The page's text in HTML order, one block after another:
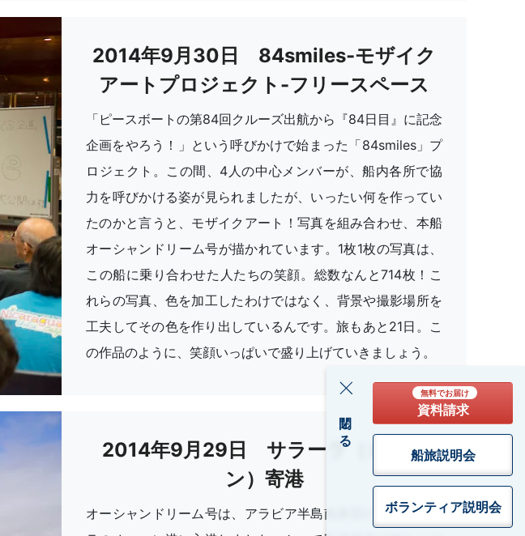
閉じる
無料でお届け
資料請求
船旅説明会
ボランティア説明会
2014年9月30日 84smiles-モザイク
アートプロジェクト-フリースペース
「ピースボートの第84回クルーズ出航から『84日目』に記念
企画をやろう！」という呼びかけで始まった「84smiles」プ
ロジェクト。この間、4人の中心メンバーが、船内各所で協
力を呼びかける姿が見られましたが、いったい何を作ってい
たのかと言うと、モザイクアート！写真を組み合わせ、本船
オーシャンドリーム号が描かれています。1枚1枚の写真は、
この船に乗り合わせた人たちの笑顔。総数なんと714枚！こ
れらの写真、色を加工したわけではなく、背景や撮影場所を
工夫してその色を作り出しているんです。旅もあと21日。こ
の作品のように、笑顔いっぱいで盛り上げていきましょう。
2014年9月29日 サラーラ（オマー
ン）寄港
オーシャンドリーム号は、アラビア半島南東部の国・サラー